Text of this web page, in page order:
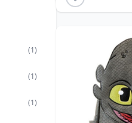
(1)
(1)
(1)